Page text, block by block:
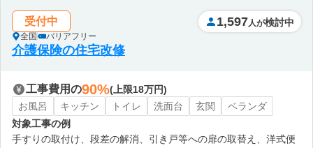
受付中
全国 バリアフリー
1,597 人が検討中
介護保険の住宅改修
工事費用の90%(上限18万円)
お風呂
キッチン トイレ 洗面台 玄関
ベランダ
対象工事の例
手すりの取付け、段差の解消、引き戸等への扉の取替え、洋式便